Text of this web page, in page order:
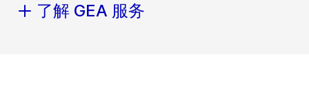
了解 GEA 服务